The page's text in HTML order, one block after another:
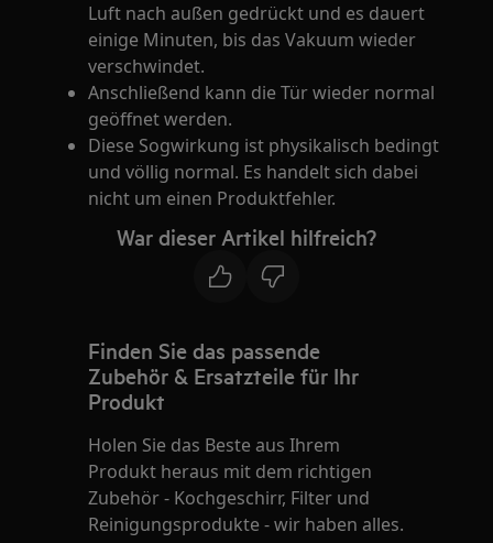
Luft nach außen gedrückt und es dauert
einige Minuten, bis das Vakuum wieder
verschwindet.
Anschließend kann die Tür wieder normal
geöffnet werden.
Diese Sogwirkung ist physikalisch bedingt
und völlig normal. Es handelt sich dabei
nicht um einen Produktfehler.
War dieser Artikel hilfreich?
Finden Sie das passende
Zubehör & Ersatzteile für Ihr
Produkt
Holen Sie das Beste aus Ihrem
Produkt heraus mit dem richtigen
Zubehör - Kochgeschirr, Filter und
Reinigungsprodukte - wir haben alles.